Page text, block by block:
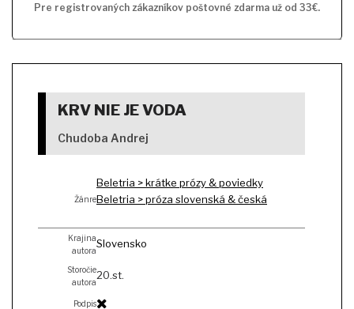
Pre registrovaných zákazníkov poštovné zdarma už od 33€.
KRV NIE JE VODA
Chudoba Andrej
Žánre
Beletria > krátke prózy & poviedky
Beletria > próza slovenská & česká
Krajina
autora
Slovensko
Storočie
autora
20.st.
Podpis